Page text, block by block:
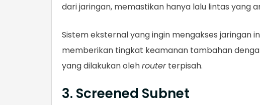
dari jaringan, memastikan hanya lalu lintas yang
Sistem eksternal yang ingin mengakses jaringan
memberikan tingkat keamanan tambahan
yang dilakukan olehrouterterpisah.
3. Screened Subnet